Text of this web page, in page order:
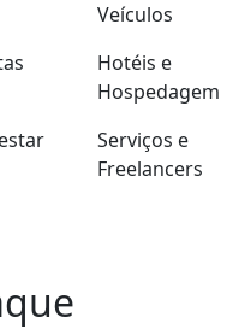
Veículos
Hotéis e
Hospedagem
Serviços e
Freelancers